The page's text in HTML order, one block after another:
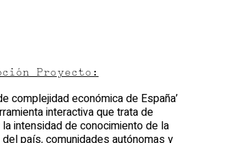
Proyecto:
complejidad económica de España’
interactiva que trata de
intensidad de conocimiento de la
país, comunidades autónomas y